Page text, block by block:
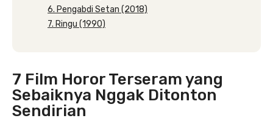
6. Pengabdi Setan (2018)
7. Ringu (1990)
7 Film Horor Terseram yang
Sebaiknya Nggak Ditonton
Sendirian